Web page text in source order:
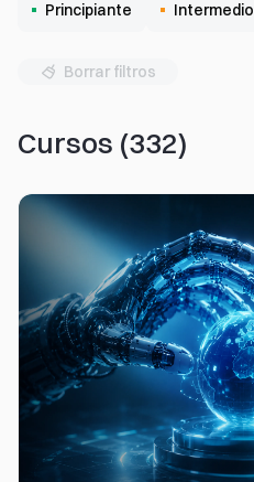
Principiante Intermedio
Borrar filtros
Cursos (332)